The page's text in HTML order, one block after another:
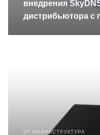
внедрения
дистрибьютора с
ИТ ИНФРАСТРУКТУРА